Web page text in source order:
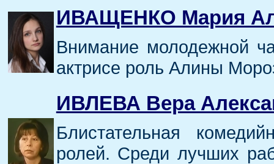
ИВАЩЕНКО Мария
Внимание молодежной
актрисе роль Алины
ИВЛЕВА Вера
Блистательная
ролей. Среди лучших